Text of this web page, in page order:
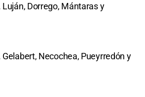
Luján, Dorrego, Mántaras y
Gelabert, Necochea, Pueyrredón y